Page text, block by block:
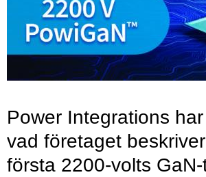
Power Integrations
vad företaget
första 2200-volts